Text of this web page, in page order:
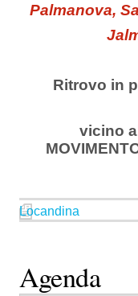
Agenda
Palmanova,
Ritrovo in
vicino
Locandina